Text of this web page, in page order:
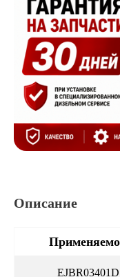
Описание
EJBR03401D